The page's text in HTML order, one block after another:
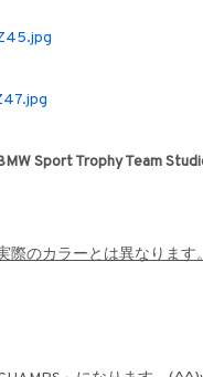
Sport Trophy Team
際のカラーとは異なります。